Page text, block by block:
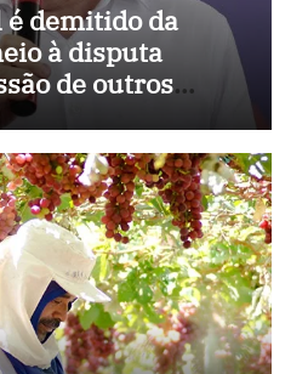
demitido da
à disputa
de outros